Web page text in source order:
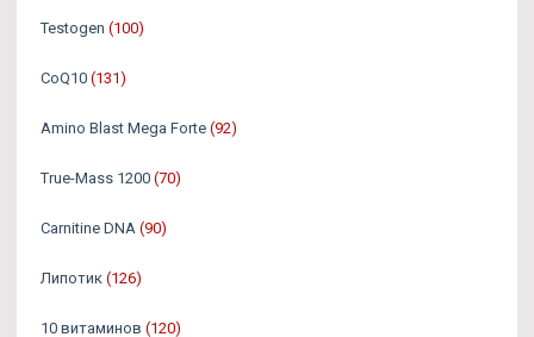
Testogen (100)
CoQ10 (131)
Amino Blast Mega Forte (92)
True-Mass 1200 (70)
Carnitine DNA (90)
Липотик (126)
10 витаминов (120)